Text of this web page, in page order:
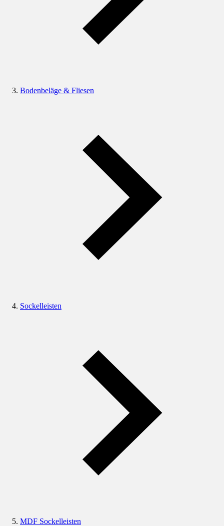
Bodenbeläge & Fliesen
Sockelleisten
MDF Sockelleisten